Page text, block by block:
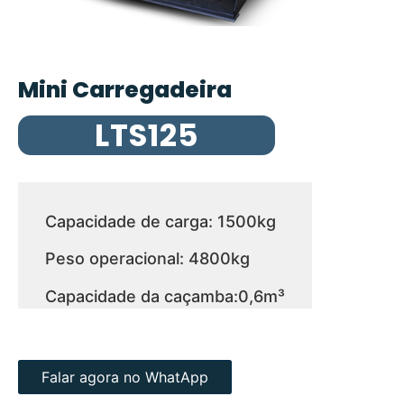
Mini Carregadeira
LTS125
Capacidade de carga: 1500kg
Peso operacional: 4800kg
Capacidade da caçamba:0,6m³
Falar agora no WhatApp